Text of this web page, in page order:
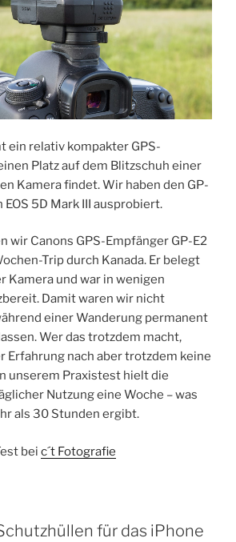
ein relativ kompakter GPS-
Platz auf dem Blitzschuh einer
Kamera findet. Wir haben den GP-
EOS 5D Mark III ausprobiert.
wir Canons GPS-Empfänger GP-E2
Trip durch Kanada. Er belegt
Kamera und war in wenigen
Damit waren wir nicht
einer Wanderung permanent
Wer das trotzdem macht,
Erfahrung nach aber trotzdem keine
unserem Praxistest hielt die
Nutzung eine Woche – was
als 30 Stunden ergibt.
bei c´t Fotografie
für das iPhone